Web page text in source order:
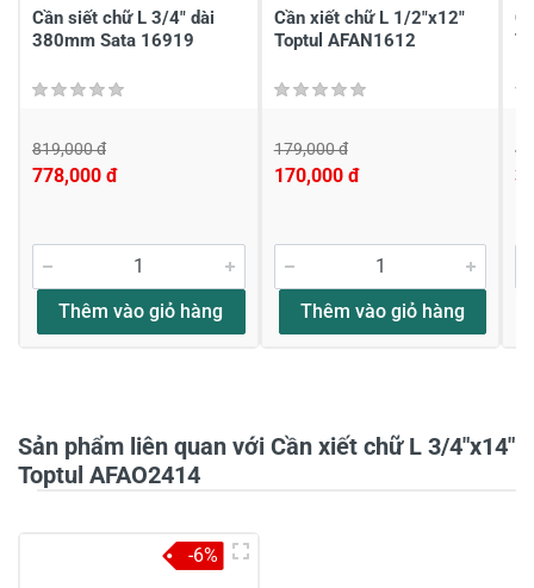
Viết nhận xét về sản phẩm
Đánh giá sao
Tiêu đề của nhận xét *
Viết nhận xét của bạn vào bên dưới
Cần siết chữ L 3/4" dài
380mm Sata 16919
819,000 đ
778,000 đ
Thêm vào giỏ hàng
Cần xiết chữ L 1/2"x12"
Toptul AFAN1612
179,000 đ
170,000 đ
Thêm vào giỏ hàng
Sản phẩm liên quan với Cần xiết chữ L 3/4"x14"
Toptul AFAO2414
-6%